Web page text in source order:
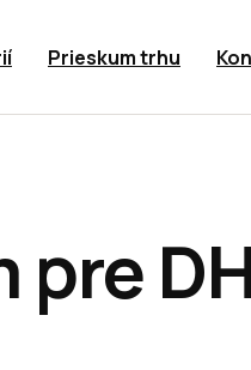
Prieskum trhu